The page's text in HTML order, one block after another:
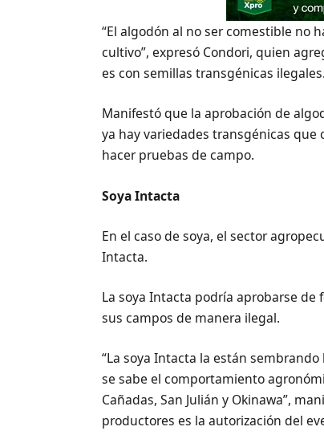
“El algodón al no ser comestible no
cultivo”, expresó Condori, quien
es con semillas transgénicas ilegales.
Manifestó que la aprobación de
ya hay variedades transgénicas
hacer pruebas de campo.
Soya Intacta
En el caso de soya, el sector
Intacta.
La soya Intacta podría aprobarse
sus campos de manera ilegal.
“La soya Intacta la están
se sabe el comportamiento
Cañadas, San Julián y Okinawa”,
productores es la autorización del